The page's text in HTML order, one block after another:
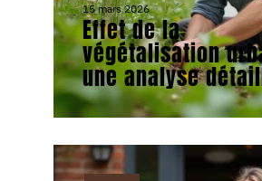
15 mars 2026
Effet de la
végétalisation
une analyse